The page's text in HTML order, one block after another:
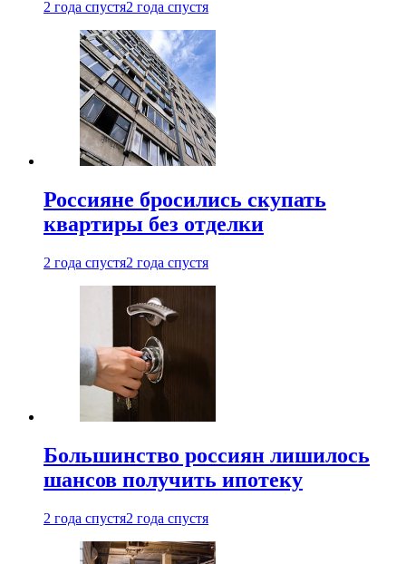
2 года спустя2 года спустя
Россияне бросились скупать
квартиры без отделки
2 года спустя2 года спустя
Большинство россиян лишилось
шансов получить ипотеку
2 года спустя2 года спустя